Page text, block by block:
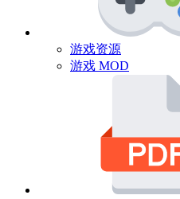
游戏资源
游戏 MOD